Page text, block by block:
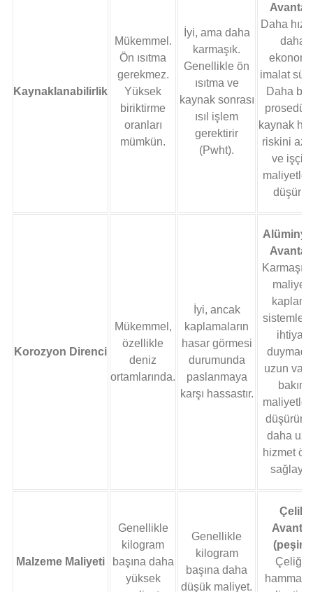
Kaynaklanabilirlik
Mükemmel.
Ön ısıtma
gerekmez.
Yüksek
biriktirme
oranları
mümkün.
İyi, ama daha
karmaşık.
Genellikle ön
ısıtma ve
kaynak sonrası
ısıl işlem
gerektirir
(Pwht).
Daha
daha
imalat
Daha
kaynak
riskini
ve
düşürür.
Korozyon Direnci
Mükemmel,
özellikle
deniz
ortamlarında.
İyi, ancak
kaplamaların
hasar görmesi
durumunda
paslanmaya
karşı hassastır.
Karmaşık
maliyetli
ihtiyaç
uzun
bakım
düşürün
daha
hizmet
Malzeme Maliyeti
Genellikle
kilogram
başına daha
yüksek
Genellikle
kilogram
başına daha
düşük maliyet.
Çelik
(peşin):
Çeliğin